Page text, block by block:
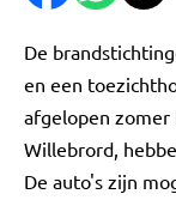
De
en een
afgelopen zomer
Willebrord,
De auto's zijn